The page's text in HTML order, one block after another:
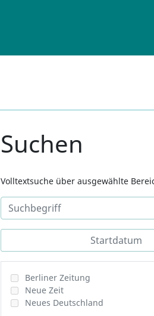
Suchen
Volltextsuche über ausgewählte
Berliner Zeitung
Neue Zeit
Neues Deutschland